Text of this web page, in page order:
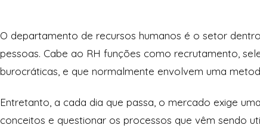
O departamento de recursos humanos é o setor
pessoas. Cabe ao RH funções como recrutamento,
burocráticas, e que normalmente envolvem uma
Entretanto, a cada dia que passa, o mercado exige
conceitos e questionar os processos que vêm sendo